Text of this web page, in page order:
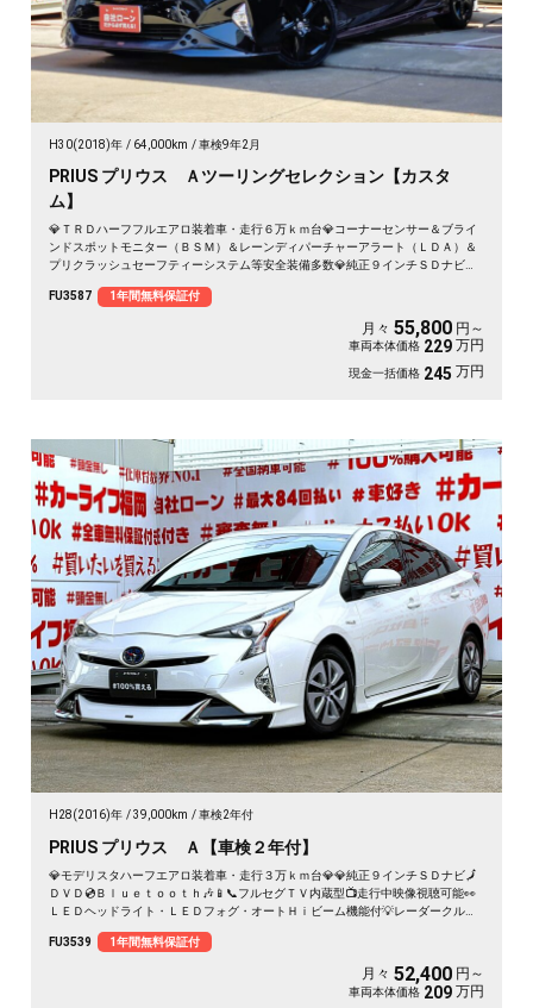
H30(2018)年 64,000km 車検9年2月
PRIUS プリウス Ａツーリングセレクション【カスタ
ム】
💎ＴＲＤハーフフルエアロ装着車・走行６万ｋｍ台💎コーナーセンサー＆ブライ
ンドスポットモニター（ＢＳＭ）＆レーンディパーチャーアラート（ＬＤＡ）＆
プリクラッシュセーフティーシステム等安全装備多数💎純正９インチＳＤナビ🗾
ＬＥＤヘッドライト・ＬＥＤフォグ・オートＨｉビーム機能付💡レーダークルー
ズコントロール・高速走行も追尾機能で楽々運転🚗黒本革シート💺前席シートヒ
ーター🔥快適装備多数👍ドライブレコーダ付で安心録画ＯＫ📹
FU3587 1年間無料保証付
月々 55,800 円～
車両本体価格 229 万円
現金一括価格 245 万円
H28(2016)年 39,000km 車検2年付
PRIUS プリウス Ａ【車検２年付】
💎モデリスタハーフエアロ装着車・走行３万ｋｍ台💎💎純正９インチＳＤナビ🗾
ＤＶＤ💿Ｂｌｕｅｔｏｏｔｈ🎶📱📞フルセグＴＶ内蔵型📺走行中映像視聴可能👀
ＬＥＤヘッドライト・ＬＥＤフォグ・オートＨｉビーム機能付💡レーダークルー
システム・安全装備もバッチリ👍前後ドライブレコーダ付で安心録画ＯＫ📹🚗
FU3539 1年間無料保証付
月々 52,400 円～
車両本体価格 209 万円